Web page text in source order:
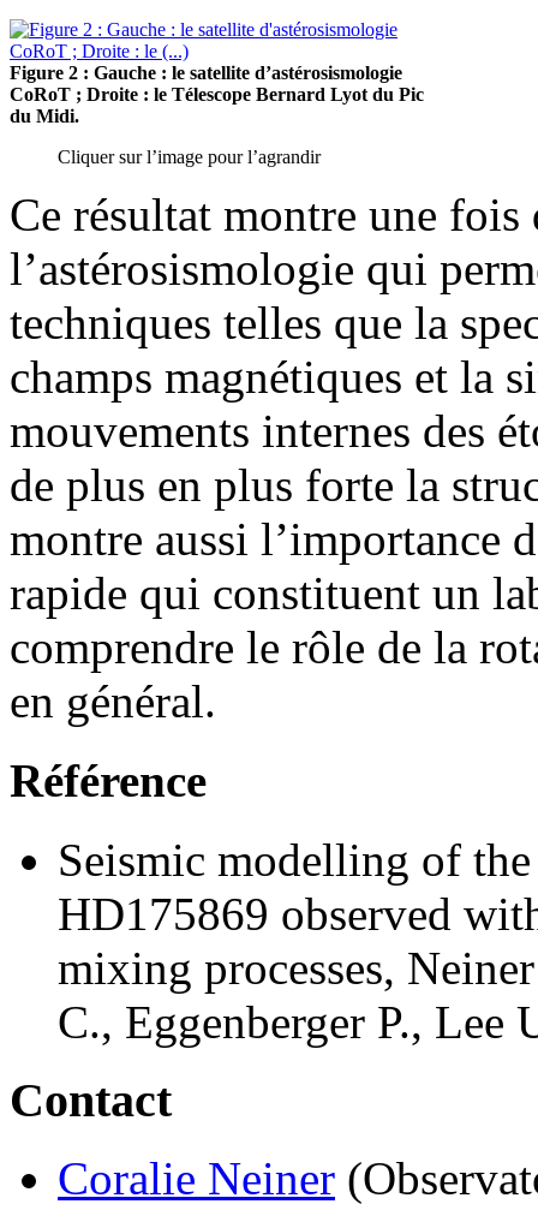
Figure 2 : Gauche : le satellite d’astérosismologie
CoRoT ; Droite : le Télescope Bernard Lyot du Pic
du Midi.
Cliquer sur l’image pour l’agrandir
Ce résultat montre une fois
l’astérosismologie qui
techniques telles que la
champs magnétiques et la
mouvements internes des
de plus en plus forte la
montre aussi l’importance
rapide qui constituent un
comprendre le rôle de la
en général.
Référence
Seismic modelling of
HD175869 observed
mixing processes,
C., Eggenberger P.,
Contact
Coralie Neiner